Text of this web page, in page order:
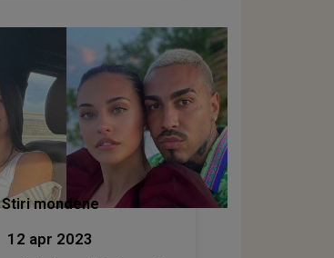
Stiri mondene
12 apr 2023